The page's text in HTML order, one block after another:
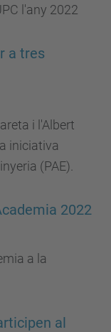
l'any 2022
a tres
i l'Albert
iniciativa
(PAE).
2022
a la
al